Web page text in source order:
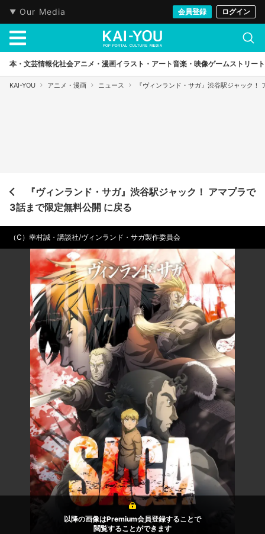
Our Media 会員登録 ログイン
本・文芸情報化社会アニメ・漫画イラスト・アート音楽・映像ゲームストリート
KAI-YOU アニメ・漫画 ニュース 『ヴィンランド・サガ』渋谷駅ジャック！
『ヴィンランド・サガ』渋谷駅ジャック！ アマプラで
3話まで限定無料公開 に戻る
（C）幸村誠・講談社/ヴィンランド・サガ製作委員会
以降の画像はPremium会員登録することで
閲覧することができます